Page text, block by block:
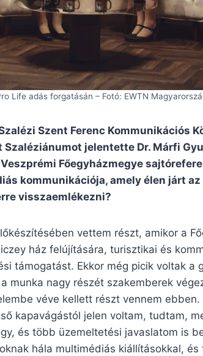
Life adás forgatásán – Fotó: EWTN
Szent Ferenc Kommunikációs
jelentette Dr. Márfi
Főegyházmegye
kommunikációja, amely élen járt
visszaemlékezni?
vettem részt, amikor a
ház felújítására, turisztikai és
támogatást. Ekkor még picik voltak a
munka nagy részét szakemberek
véve kellett részt vennem ebben.
kapavágástól jelen voltam, tudtam,
és több üzemeltetési javaslatom is
hála multimédiás kiállításokkal, és